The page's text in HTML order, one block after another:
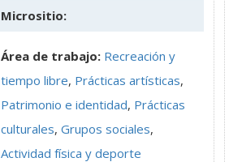
Micrositio:
Área de trabajo: Recreación y
tiempo libre, Prácticas artísticas,
Patrimonio e identidad, Prácticas
culturales, Grupos sociales,
Actividad física y deporte